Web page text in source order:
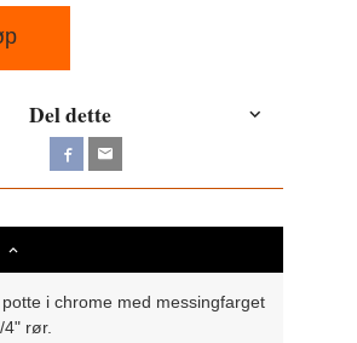
Del dette
i chrome med messingfarget
4" rør.